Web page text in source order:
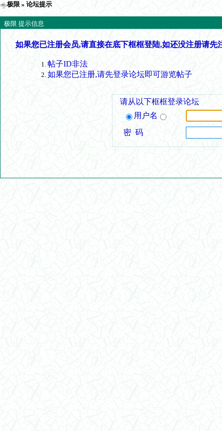
极限 » 论坛提示
极限 提示信息
如果您已注册会员,请直接在底下框框登陆,如还没注册请先
帖子ID非法
如果您已注册,请先登录论坛即可游览帖子
请从以下框框登录论坛
用户名
密 码